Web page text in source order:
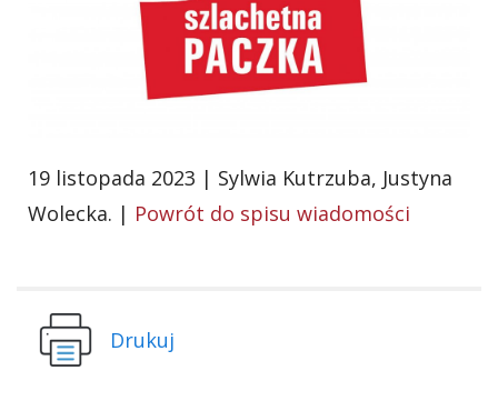
19 listopada 2023 | Sylwia Kutrzuba, Justyna
Wolecka. | Powrót do spisu wiadomości
Drukuj